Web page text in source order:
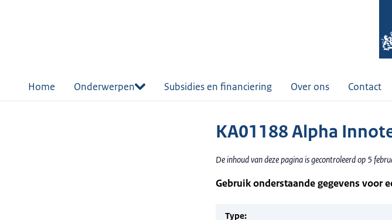
Home Onderwerpen Subsidies en financiering Over ons Contact
KA01188 Alpha
De inhoud van deze pagina is gecontroleerd op 5
Gebruik onderstaande gegevens voor
Type: